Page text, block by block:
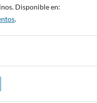
Disponible en:
.